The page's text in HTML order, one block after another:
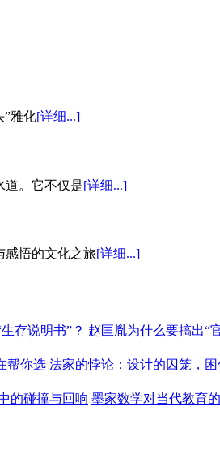
”雅化[详细...]
道。它不仅是[详细...]
感悟的文化之旅[详细...]
存说明书”？ 赵匡胤为什么要搞出“
帮你选 法家的悖论：设计的囚笼，困
的碰撞与回响 墨家数学对当代教育